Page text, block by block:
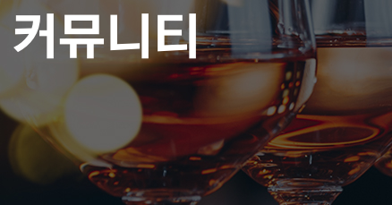
커뮤니티